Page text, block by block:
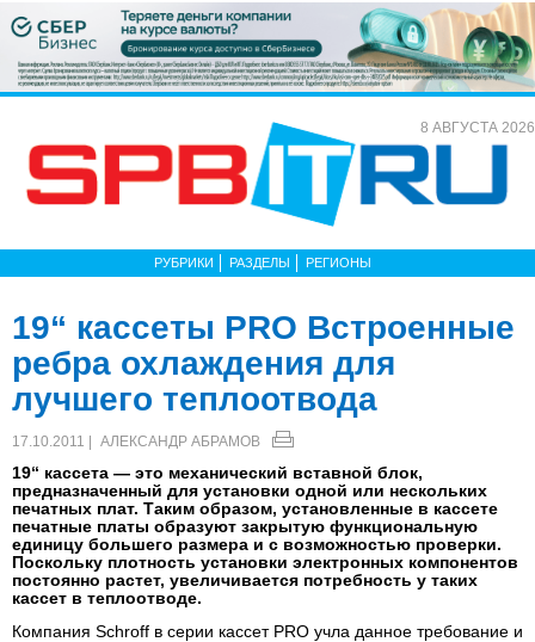
8 АВГУСТА 2026
РУБРИКИ РАЗДЕЛЫ РЕГИОНЫ
19“ кассеты PRO Встроенные
ребра охлаждения для
лучшего теплоотвода
17.10.2011 | АЛЕКСАНДР АБРАМОВ
19“ кассета — это механический вставной блок,
предназначенный для установки одной или нескольких
печатных плат. Таким образом, установленные в кассете
печатные платы образуют закрытую функциональную
единицу большего размера и с возможностью проверки.
Поскольку плотность установки электронных компонентов
постоянно растет, увеличивается потребность у таких
кассет в теплоотводе.
Компания Schroff в серии кассет PRO учла данное требование и